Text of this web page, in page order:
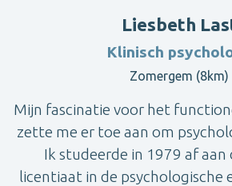
Liesbeth
Klinisch
Zomergem (8km)
Mijn fascinatie voor het
zette me er toe aan om
Ik studeerde in 1979 af aan
licentiaat in de psychologische